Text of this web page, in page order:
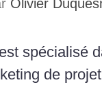
Olivier
spécialisé
de